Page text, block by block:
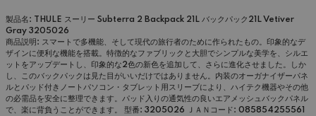
製品名: THULE スーリー Subterra 2 Backpack 21L バックパック21L Vetiver
Gray 3205026
商品説明: スマートで多機能、そして現代の旅行者のために作られたもの。印象的なデ
ザインに便利な機能を搭載。特徴的なファブリックと大胆でシンプルな美学を、シルエ
ットをアップデートし、印象的な2色の新色を追加して、さらに進化させました。しか
し、このバックパックは見た目がいいだけではありません。内装のオーガナイザーパネ
ルとパッド付きノートパソコン・タブレット用スリーブにより、ハイテク機器やその他
の必需品を安全に整理できます。パッド入りの通気性の良いエアメッシュバックパネル
で、楽に背負うことができます。
型番: 3205026 ＪＡＮコード: 085854255561